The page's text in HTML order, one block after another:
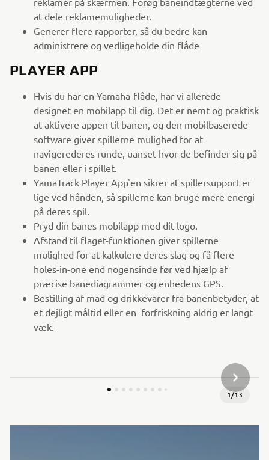
at dele reklamemuligheder.
Generer flere rapporter, så du bedre kan
administrere og vedligeholde din flåde
PLAYER APP
Hvis du har en Yamaha-flåde, har vi allerede
designet en mobilapp til dig. Det er nemt og praktisk
at aktivere appen til banen, og den mobilbaserede
software giver spillerne mulighed for at
navigerederes runde, uanset hvor de befinder sig på
banen eller i spillet.
YamaTrack Player App'en sikrer at spillersupport er
lige ved hånden, så spillerne kan bruge mere energi
på deres spil.
Pryd din banes mobilapp med dit logo.
Afstand til flaget-funktionen giver spillerne
mulighed for at kalkulere deres slag og få flere
holes-in-one end nogensinde før ved hjælp af
præcise banediagrammer og enhedens GPS.
Bestilling af mad og drikkevarer fra banenbetyder, at
et dejligt måltid eller en forfriskning aldrig er langt
væk.
1/13
NÆSTE